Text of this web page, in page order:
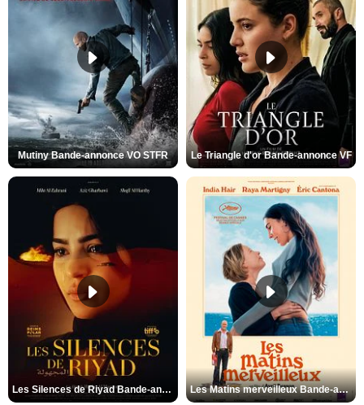
Mutiny Bande-annonce VO STFR Le Triangle d'or Bande-annonce VF
Les Silences de Riyad Bande-annonce VO STFR Les Matins merveilleux Bande-annonce VF